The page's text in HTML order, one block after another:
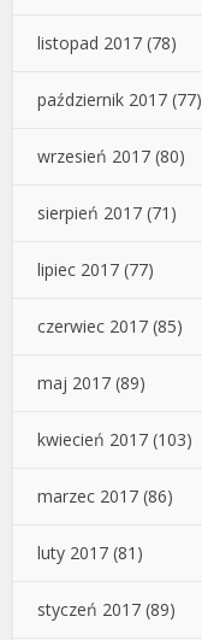
listopad 2017 (78)
październik 2017 (77)
wrzesień 2017 (80)
sierpień 2017 (71)
lipiec 2017 (77)
czerwiec 2017 (85)
maj 2017 (89)
kwiecień 2017 (103)
marzec 2017 (86)
luty 2017 (81)
styczeń 2017 (89)